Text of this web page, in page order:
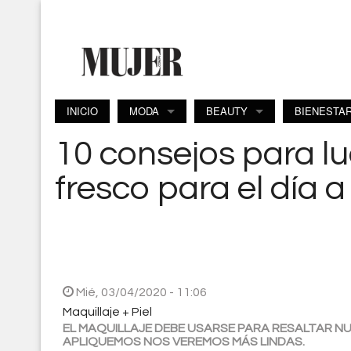
INICIO MODA BEAUTY
10 consejos para
fresco para el día
Mié, 03/04/2020 - 11:06
Maquillaje + Piel
EL MAQUILLAJE DEBE USARSE PARA RESALTAR
APLIQUEMOS NOS VEREMOS MÁS LINDAS.